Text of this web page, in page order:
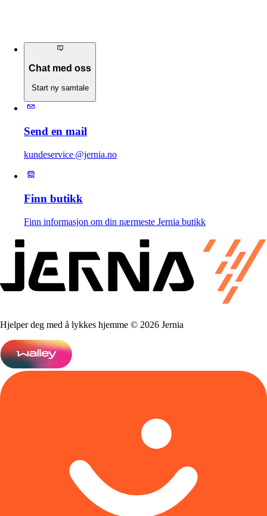
Chat med oss
Start ny samtale
Send en mail
kundeservice @jernia.no
Finn butikk
Finn informasjon om din nærmeste Jernia butikk
Hjelper deg med å lykkes hjemme © 2026 Jernia